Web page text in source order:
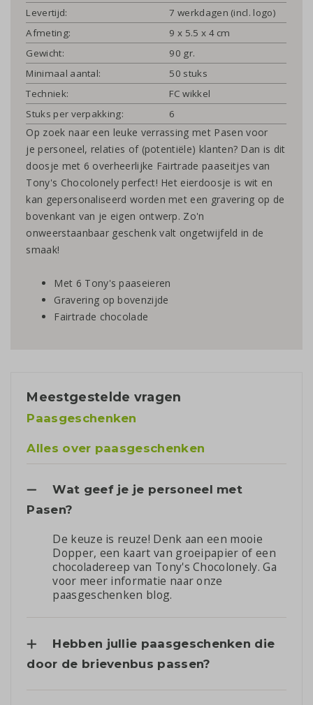
Levertijd:
7 werkdagen (incl. logo)
Afmeting:
9 x 5.5 x 4 cm
Gewicht:
90 gr.
Minimaal aantal:
50 stuks
Techniek:
FC wikkel
Stuks per verpakking:
6
Op zoek naar een leuke verrassing met Pasen voor
je personeel, relaties of (potentiële) klanten? Dan is dit
doosje met 6 overheerlijke Fairtrade paaseitjes van
Tony's Chocolonely perfect! Het eierdoosje is wit en
kan gepersonaliseerd worden met een gravering op de
bovenkant van je eigen ontwerp. Zo'n
onweerstaanbaar geschenk valt ongetwijfeld in de
smaak!
Met 6 Tony's paaseieren
Gravering op bovenzijde
Fairtrade chocolade
Meestgestelde vragen
Paasgeschenken
Alles over paasgeschenken
Wat geef je je personeel met
Pasen?
De keuze is reuze! Denk aan een mooie
Dopper, een kaart van groeipapier of een
chocoladereep van Tony's Chocolonely. Ga
voor meer informatie naar onze
paasgeschenken blog.
Hebben jullie paasgeschenken die
door de brievenbus passen?